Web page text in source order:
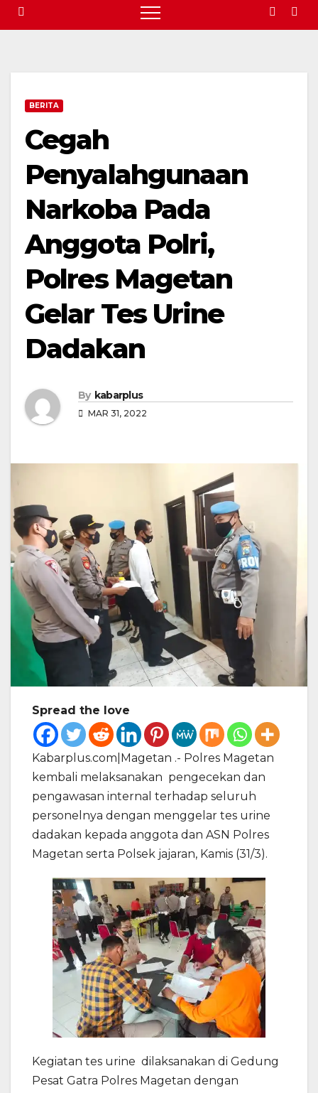
BERITA
Cegah
Penyalahgunaan
Narkoba Pada
Anggota Polri,
Polres Magetan
Gelar Tes Urine
Dadakan
By kabarplus
MAR 31, 2022
Spread the love
Kabarplus.com|Magetan .- Polres Magetan
kembali melaksanakan pengecekan dan
pengawasan internal terhadap seluruh
personelnya dengan menggelar tes urine
dadakan kepada anggota dan ASN Polres
Magetan serta Polsek jajaran, Kamis (31/3).
Kegiatan tes urine dilaksanakan di Gedung
Pesat Gatra Polres Magetan dengan